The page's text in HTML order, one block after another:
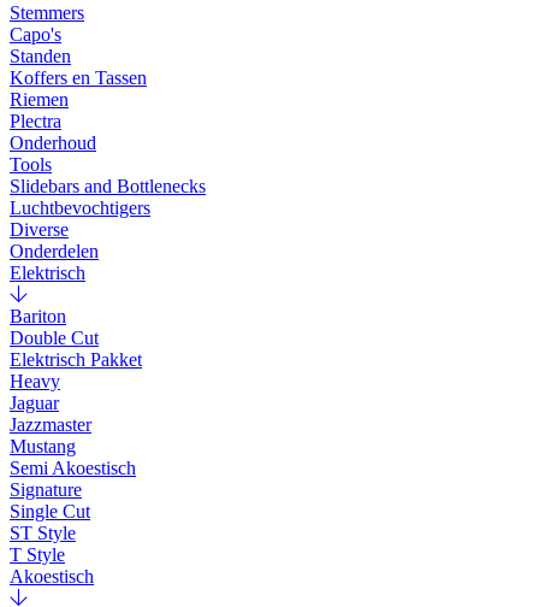
Stemmers
Capo's
Standen
Koffers en Tassen
Riemen
Plectra
Onderhoud
Tools
Slidebars and Bottlenecks
Luchtbevochtigers
Diverse
Onderdelen
Elektrisch
Bariton
Double Cut
Elektrisch Pakket
Heavy
Jaguar
Jazzmaster
Mustang
Semi Akoestisch
Signature
Single Cut
ST Style
T Style
Akoestisch